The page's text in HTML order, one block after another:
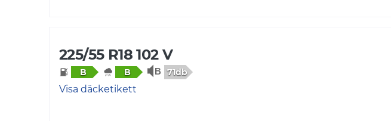
225/55 R18 102 V
B B 71db
Visa däcketikett